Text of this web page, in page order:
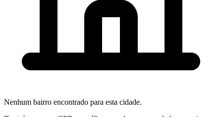
Nenhum bairro encontrado para esta cidade.